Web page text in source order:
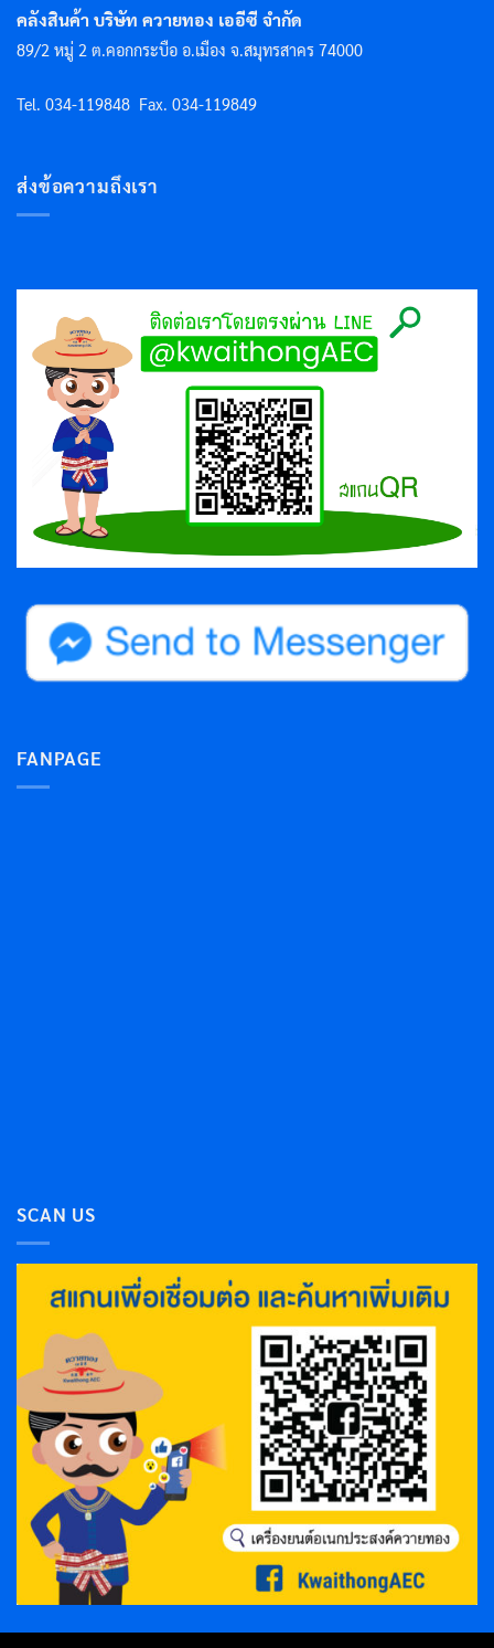
คลังสินค้า บริษัท ควายทอง เออีซี จำกัด
89/2 หมู่ 2 ต.คอกกระบือ อ.เมือง จ.สมุทรสาคร 74000
Tel. 034-119848 Fax. 034-119849
ส่งข้อความถึงเรา
FANPAGE
SCAN US